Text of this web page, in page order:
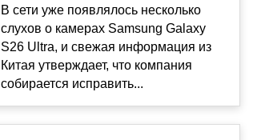
В сети уже появлялось несколько
слухов о камерах Samsung Galaxy
S26 Ultra, и свежая информация из
Китая утверждает, что компания
собирается исправить...